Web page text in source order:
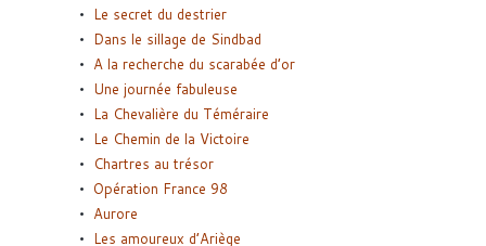
Le secret du destrier
Dans le sillage de Sindbad
A la recherche du scarabée d’or
Une journée fabuleuse
La Chevalière du Téméraire
Le Chemin de la Victoire
Chartres au trésor
Opération France 98
Aurore
Les amoureux d’Ariège